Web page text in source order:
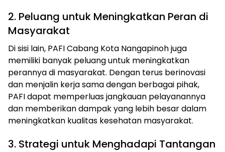
2. Peluang untuk Meningkatkan Peran di
Masyarakat
Di sisi lain, PAFI Cabang Kota Nangapinoh juga
memiliki banyak peluang untuk meningkatkan
perannya di masyarakat. Dengan terus berinovasi
dan menjalin kerja sama dengan berbagai pihak,
PAFI dapat memperluas jangkauan pelayanannya
dan memberikan dampak yang lebih besar dalam
meningkatkan kualitas kesehatan masyarakat.
3. Strategi untuk Menghadapi Tantangan